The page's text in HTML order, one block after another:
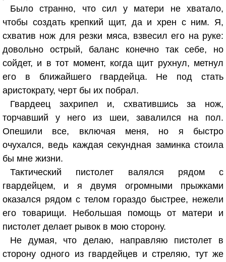
Было странно, что сил у матери не хватало,
чтобы создать крепкий щит, да и хрен с ним. Я,
схватив нож для резки мяса, взвесил его на руке:
довольно острый, баланс конечно так себе, но
сойдет, и в тот момент, когда щит рухнул, метнул
его в ближайшего гвардейца. Не под стать
аристократу, черт бы их побрал.
Гвардеец захрипел и, схватившись за нож,
торчавший у него из шеи, завалился на пол.
Опешили все, включая меня, но я быстро
очухался, ведь каждая секундная заминка стоила
бы мне жизни.
Тактический пистолет валялся рядом с
гвардейцем, и я двумя огромными прыжками
оказался рядом с телом гораздо быстрее, нежели
его товарищи. Небольшая помощь от матери и
пистолет делает рывок в мою сторону.
Не думая, что делаю, направляю пистолет в
сторону одного из гвардейцев и стреляю, тут же